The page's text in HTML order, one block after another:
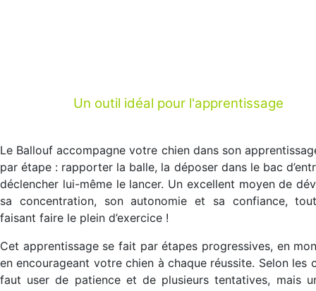
Un outil idéal pour l'apprentissage
Le Ballouf accompagne votre chien dans son
par étape : rapporter la balle, la déposer dans le bac
déclencher lui-même le lancer. Un excellent moyen de
sa concentration, son autonomie et sa confiance,
faisant faire le plein d’exercice !
Cet apprentissage se fait par étapes progressives, en
en encourageant votre chien à chaque réussite. Selon les
faut user de patience et de plusieurs tentatives, mais